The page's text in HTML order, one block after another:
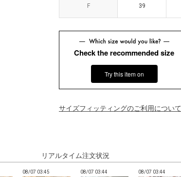
F 39
F 39
Check the recommended size
Try this item on
サイズフィッティングのご利用について
リアルタイム注文状況
08/07 03:45 08/07 03:44 08/07 03:44